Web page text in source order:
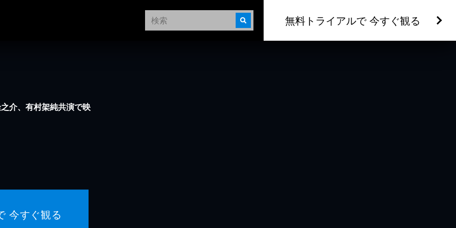
無料トライアルで 今すぐ観る
介、有村架純共演で映
今すぐ観る